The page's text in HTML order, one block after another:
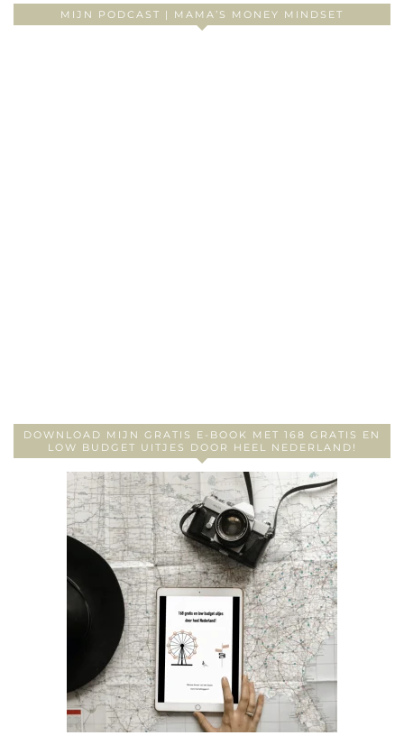
MIJN PODCAST | MAMA’S MONEY MINDSET
DOWNLOAD MIJN GRATIS E-BOOK MET 168 GRATIS EN
LOW BUDGET UITJES DOOR HEEL NEDERLAND!